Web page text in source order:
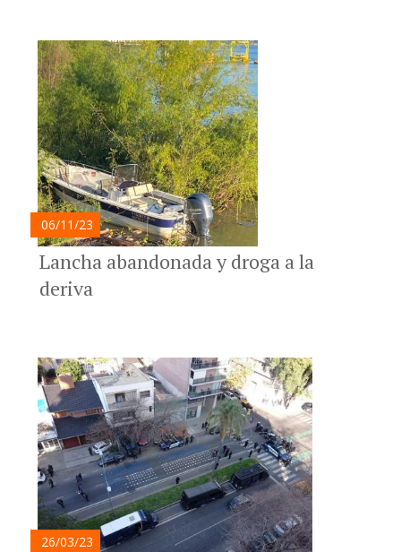
06/11/23
Lancha abandonada y droga a la
deriva
26/03/23